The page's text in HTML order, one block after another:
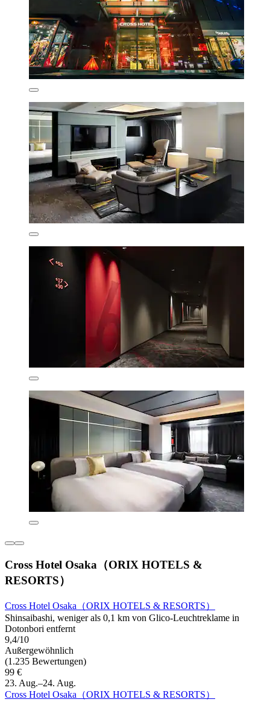
Cross Hotel Osaka（ORIX HOTELS &
RESORTS）
Cross Hotel Osaka（ORIX HOTELS & RESORTS）
Shinsaibashi, weniger als 0,1 km von Glico-Leuchtreklame in
Dotonbori entfernt
9,4/10
Außergewöhnlich
(1.235 Bewertungen)
99 €
23. Aug.–24. Aug.
Cross Hotel Osaka（ORIX HOTELS & RESORTS）